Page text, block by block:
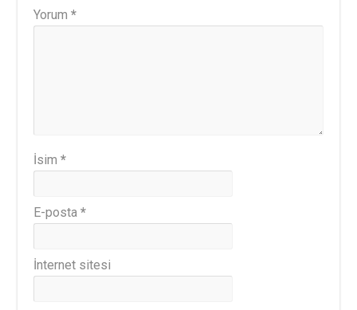
Yorum*
İsim*
E-posta*
İnternet sitesi